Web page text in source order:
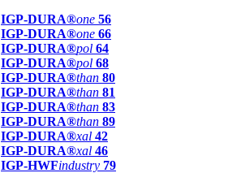
IGP-DURA®one 56
IGP-DURA®one 66
IGP-DURA®pol 64
IGP-DURA®pol 68
IGP-DURA®than 80
IGP-DURA®than 81
IGP-DURA®than 83
IGP-DURA®than 89
IGP-DURA®xal 42
IGP-DURA®xal 46
IGP-HWFindustry 79